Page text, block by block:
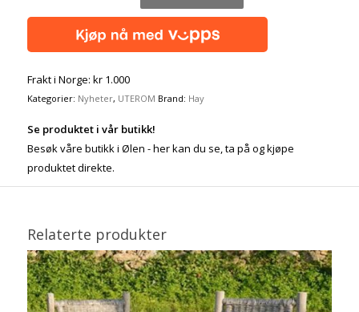
Frakt i Norge: kr 1.000
Kategorier: Nyheter, UTEROM Brand: Hay
Se produktet i vår butikk!
Besøk våre butikk i Ølen - her kan du se, ta på og kjøpe
produktet direkte.
Relaterte produkter